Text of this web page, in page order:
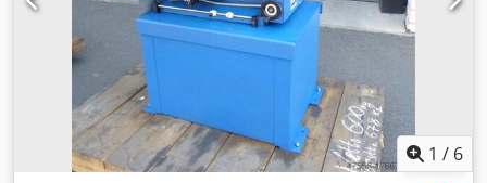
Köszörűkocsi: keresztállítás 60 mm; motor fordulatszám
3410 ford/perc - Kezelés kapcsolótábláról
1 / 6